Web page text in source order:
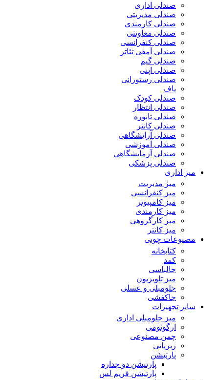
صندلی اداری
صندلی مدیریتی
صندلی کارمندی
صندلی معاونتی
صندلی کنفرانسی
صندلی آمفی تئاتر
صندلی گیم
صندلی اپنی
صندلی رستورانی
پاف
صندلی کودک
صندلی انتظار
صندلی تابوره
صندلی کانتر
صندلی آرایشگاهی
صندلی آموزشی
صندلی آزمایشگاهی
صندلی پزشکی
میز اداری
میز مدیریت
میز کنفرانسی
میز کامپیوتر
میز کارمندی
میز کارگروهی
میز کانتر
مصنوعات چوبی
کتابخانه
کمد
جالباسی
میز تلویزیون
جلومبلی و عسلی
جاکفشی
سایر تجهیزات
میز جلومبلی اداری
ارگونومی
چمن مصنوعی
زیرپایی
پارتیشن
پارتیشن دو جداره
پارتیشن فریم لس